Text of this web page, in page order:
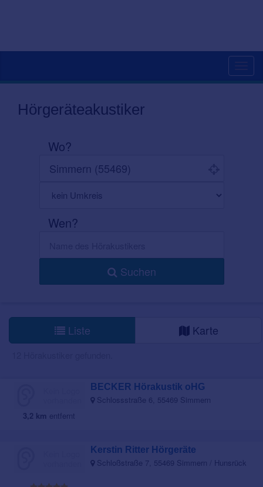
Hörgeräteakustiker
Wo?
Wen?
Suchen
Liste Karte
3,2 km entfernt
BECKER Hörakustik oHG
Schlossstraße 6, 55469 Simmern
Kerstin Ritter Hörgeräte
Schloßstraße 7, 55469 Simmern / Hunsrück